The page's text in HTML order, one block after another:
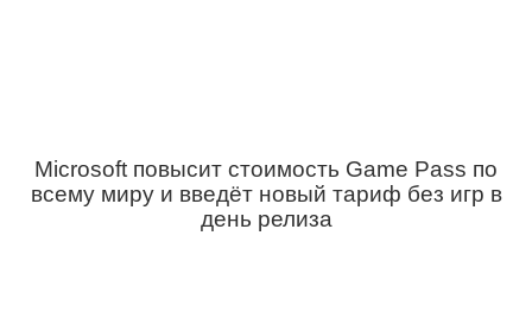
Microsoft повысит стоимость Game Pass по
всему миру и введёт новый тариф без игр в
день релиза